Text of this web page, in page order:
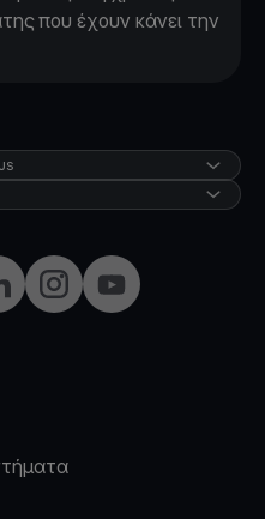
που έχουν κάνει την
InstagramYouTube